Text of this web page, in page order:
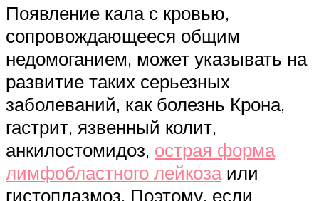
Появление кала с кровью,
сопровождающееся общим
недомоганием, может указывать на
развитие таких серьезных
заболеваний, как болезнь Крона,
гастрит, язвенный колит,
анкилостомидоз, острая форма
лимфобластного лейкозаили
гистоплазмоз. Поэтому, если